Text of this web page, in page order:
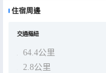
住宿周邊
交通樞紐
64.4公里
2.8公里